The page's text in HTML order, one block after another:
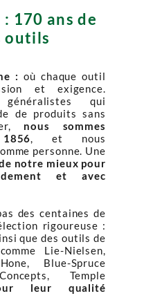
170 ans de
outils
: où chaque outil
et exigence.
qui
de produits sans
nous sommes
, et nous
personne. Une
notre mieux pour
et avec
des centaines de
rigoureuse :
que des outils de
Lie-Nielsen,
Blue-Spruce
Temple
leur qualité